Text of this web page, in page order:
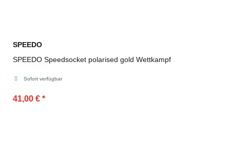
SPEEDO
SPEEDO Speedsocket polarised gold Wettkampf
Sofort verfügbar
41,00 € *